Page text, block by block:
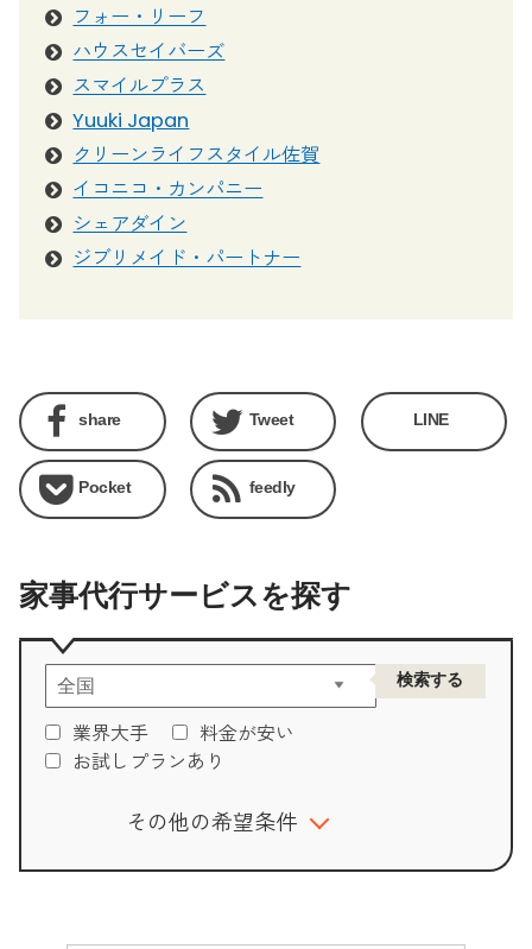
フォー・リーフ
ハウスセイバーズ
スマイルプラス
Yuuki Japan
クリーンライフスタイル佐賀
イコニコ・カンパニー
シェアダイン
ジブリメイド・パートナー
share Tweet LINE
Pocket feedly
家事代行サービスを探す
業界大手
料金が安い
お試しプランあり
その他の希望条件